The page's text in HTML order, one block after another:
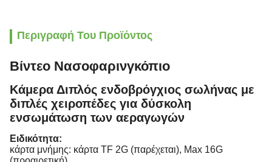
Περιγραφή Του Προϊόντος
Βίντεο Νασοφαρινγκόπιο
Κάμερα Διπλός ενδοβρόγχιος σωλήνας με
διπλές χειροπέδες για δύσκολη
ενσωμάτωση των αεραγωγών
Ειδικότητα:
κάρτα μνήμης: κάρτα TF 2G (παρέχεται), Max 16G